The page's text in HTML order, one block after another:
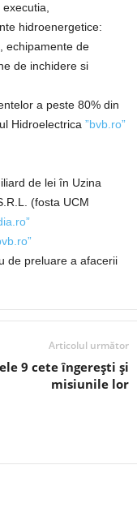
hidroenergetice:
echipamente de
de inchidere si
a peste 80% din
Hidroelectrica ”bvb.ro”
de lei în Uzina
(fosta UCM
de preluare a afacerii
Articolul următor
9 cete îngerești și
misiunile lor